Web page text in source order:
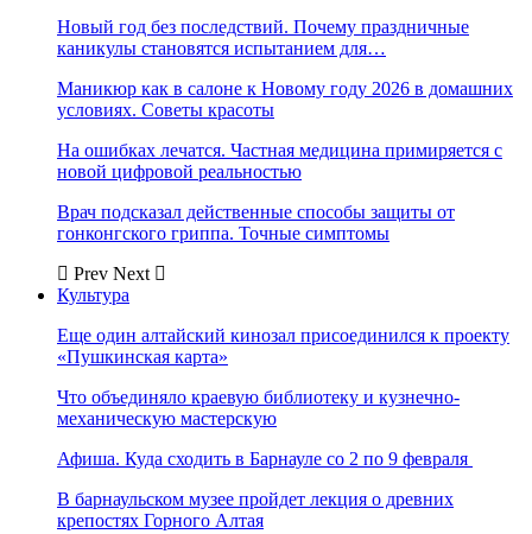
Новый год без последствий. Почему праздничные
каникулы становятся испытанием для…
Маникюр как в салоне к Новому году 2026 в домашних
условиях. Советы красоты
На ошибках лечатся. Частная медицина примиряется с
новой цифровой реальностью
Врач подсказал действенные способы защиты от
гонконгского гриппа. Точные симптомы
Prev Next
Культура
Еще один алтайский кинозал присоединился к проекту
«Пушкинская карта»
Что объединяло краевую библиотеку и кузнечно-
механическую мастерскую
Афиша. Куда сходить в Барнауле со 2 по 9 февраля
В барнаульском музее пройдет лекция о древних
крепостях Горного Алтая